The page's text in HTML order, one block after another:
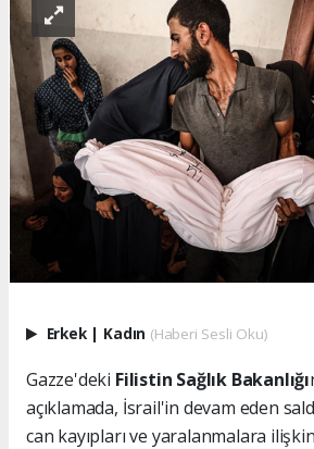
Erkek Kadın (Haberi Sesli Oku)
Gazze'deki Filistin Sağlık Bakanlığı
açıklamada, İsrail'in devam eden
can kayıpları ve yaralanmalara